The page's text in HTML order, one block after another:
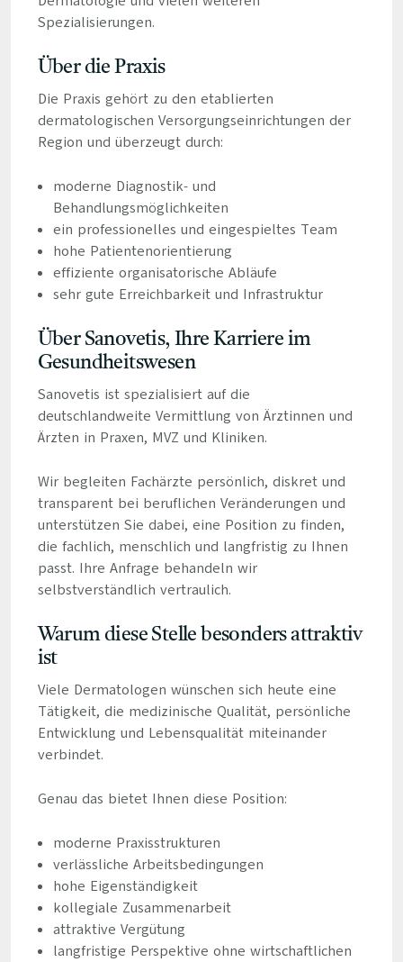
Spezialisierungen.
Über die Praxis
Die Praxis gehört zu den etablierten
dermatologischen Versorgungseinrichtungen der
Region und überzeugt durch:
moderne Diagnostik- und
Behandlungsmöglichkeiten
ein professionelles und eingespieltes Team
hohe Patientenorientierung
effiziente organisatorische Abläufe
sehr gute Erreichbarkeit und Infrastruktur
Über Sanovetis, Ihre Karriere im
Gesundheitswesen
Sanovetis ist spezialisiert auf die
deutschlandweite Vermittlung von Ärztinnen und
Ärzten in Praxen, MVZ und Kliniken.
Wir begleiten Fachärzte persönlich, diskret und
transparent bei beruflichen Veränderungen und
unterstützen Sie dabei, eine Position zu finden,
die fachlich, menschlich und langfristig zu Ihnen
passt. Ihre Anfrage behandeln wir
selbstverständlich vertraulich.
Warum diese Stelle besonders attraktiv
ist
Viele Dermatologen wünschen sich heute eine
Tätigkeit, die medizinische Qualität, persönliche
Entwicklung und Lebensqualität miteinander
verbindet.
Genau das bietet Ihnen diese Position:
moderne Praxisstrukturen
verlässliche Arbeitsbedingungen
hohe Eigenständigkeit
kollegiale Zusammenarbeit
attraktive Vergütung
langfristige Perspektive ohne wirtschaftlichen